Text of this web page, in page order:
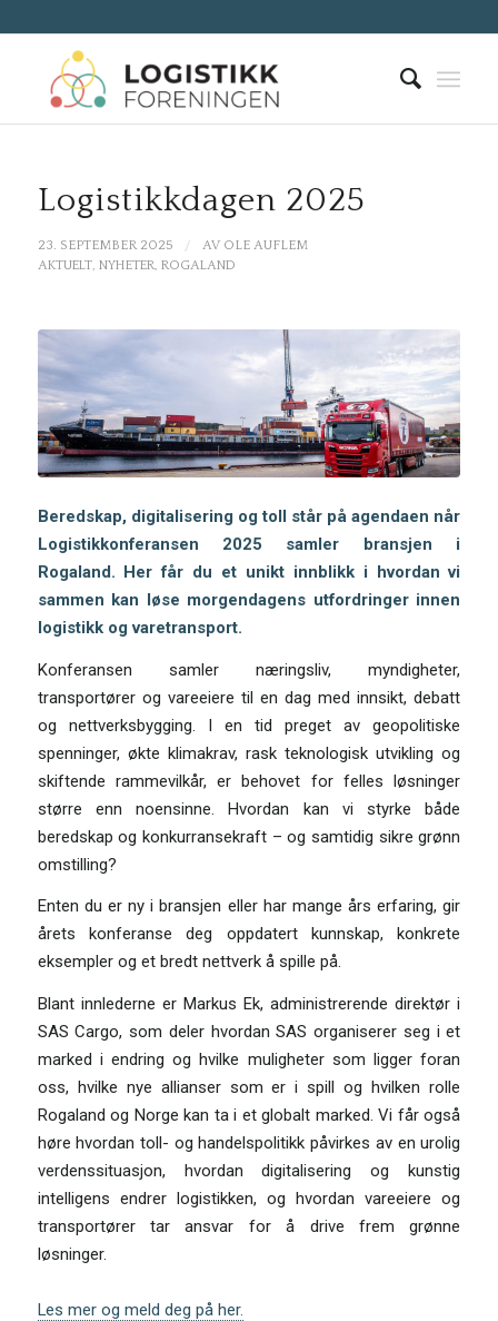
Logistikkdagen 2025
23. SEPTEMBER 2025 / AV OLE AUFLEM
AKTUELT, NYHETER, ROGALAND
Beredskap, digitalisering og toll står på agendaen når
Logistikkonferansen 2025 samler bransjen i
Rogaland. Her får du et unikt innblikk i hvordan vi
sammen kan løse morgendagens utfordringer innen
logistikk og varetransport.
Konferansen samler næringsliv, myndigheter,
transportører og vareeiere til en dag med innsikt, debatt
og nettverksbygging. I en tid preget av geopolitiske
spenninger, økte klimakrav, rask teknologisk utvikling og
skiftende rammevilkår, er behovet for felles løsninger
større enn noensinne. Hvordan kan vi styrke både
beredskap og konkurransekraft – og samtidig sikre grønn
omstilling?
Enten du er ny i bransjen eller har mange års erfaring, gir
årets konferanse deg oppdatert kunnskap, konkrete
eksempler og et bredt nettverk å spille på.
Blant innlederne er Markus Ek, administrerende direktør i
SAS Cargo, som deler hvordan SAS organiserer seg i et
marked i endring og hvilke muligheter som ligger foran
oss, hvilke nye allianser som er i spill og hvilken rolle
Rogaland og Norge kan ta i et globalt marked. Vi får også
høre hvordan toll- og handelspolitikk påvirkes av en urolig
verdenssituasjon, hvordan digitalisering og kunstig
intelligens endrer logistikken, og hvordan vareeiere og
transportører tar ansvar for å drive frem grønne
løsninger.
Les mer og meld deg på her.